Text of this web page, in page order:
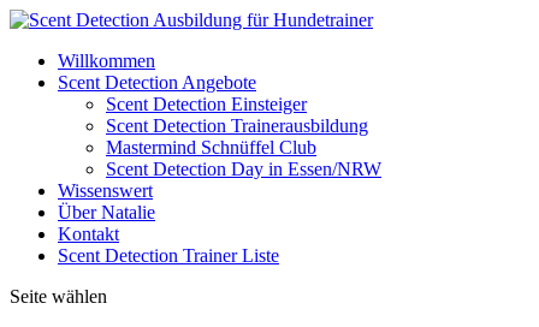
Willkommen
Scent Detection Angebote
Scent Detection Einsteiger
Scent Detection Trainerausbildung
Mastermind Schnüffel Club
Scent Detection Day in Essen/NRW
Wissenswert
Über Natalie
Kontakt
Scent Detection Trainer Liste
Seite wählen